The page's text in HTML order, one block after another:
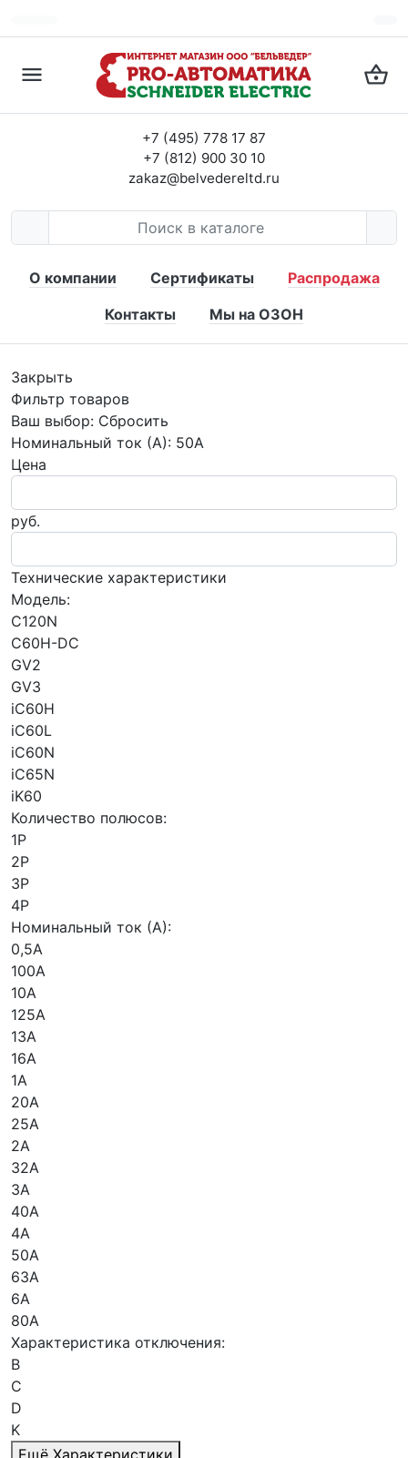
+7 (495) 778 17 87
+7 (812) 900 30 10
zakaz@belvedereltd.ru
О компании Сертификаты
Распродажа
Контакты
Мы на ОЗОН
Закрыть
Фильтр товаров
Ваш выбор: Сбросить
Номинальный ток (А): 50А
Цена
руб.
Технические характеристики
Модель:
C120N
C60H-DC
GV2
GV3
iC60H
iC60L
iC60N
iC65N
iK60
Количество полюсов:
1P
2P
3P
4P
Номинальный ток (А):
0,5А
100А
10А
125А
13А
16А
1А
20А
25А
2А
32А
3А
40А
4А
50А
63А
6А
80А
Характеристика отключения:
B
C
D
K
Ещё Характеристики